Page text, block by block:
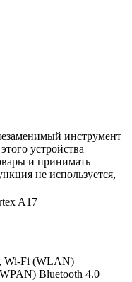
инструмент
устройства
и принимать
не используется,
A17
Wi-Fi (WLAN)
Bluetooth 4.0